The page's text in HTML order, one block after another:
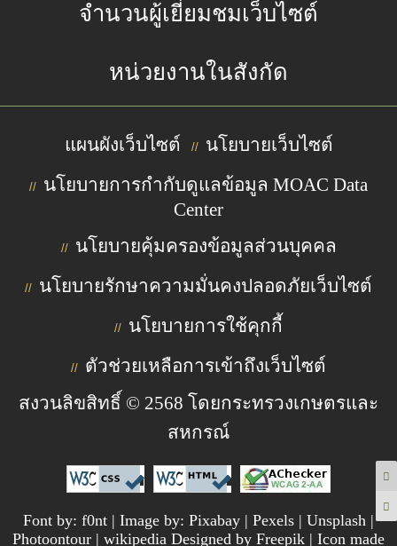
จำนวนผู้เยี่ยมชมเว็บไซต์
หน่วยงานในสังกัด
แผนผังเว็บไซต์ // นโยบายเว็บไซต์
// นโยบายการกำกับดูแลข้อมูล MOAC Data
Center
// นโยบายคุ้มครองข้อมูลส่วนบุคคล
// นโยบายรักษาความมั่นคงปลอดภัยเว็บไซต์
// นโยบายการใช้คุกกี้
// ตัวช่วยเหลือการเข้าถึงเว็บไซต์
สงวนลิขสิทธิ์ © 2568 โดยกระทรวงเกษตรและ
สหกรณ์
Font by: f0nt | Image by: Pixabay | Pexels | Unsplash |
Photoontour | wikipedia Designed by Freepik | Icon made